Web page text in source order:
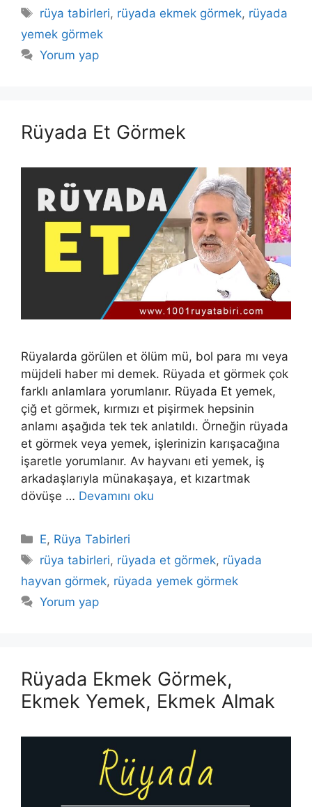
Etiketler
rüya tabirleri, rüyada ekmek görmek, rüyada
yemek görmek
Yorum yap
Rüyada Et Görmek
Rüyalarda görülen et ölüm mü, bol para mı veya
müjdeli haber mi demek. Rüyada et görmek çok
farklı anlamlara yorumlanır. Rüyada Et yemek,
çiğ et görmek, kırmızı et pişirmek hepsinin
anlamı aşağıda tek tek anlatıldı. Örneğin rüyada
et görmek veya yemek, işlerinizin karışacağına
işaretle yorumlanır. Av hayvanı eti yemek, iş
arkadaşlarıyla müna­kaşaya, et kızartmak
dövüşe … Devamını oku
Kategoriler
E, Rüya Tabirleri
Etiketler
rüya tabirleri, rüyada et görmek, rüyada
hayvan görmek, rüyada yemek görmek
Yorum yap
Rüyada Ekmek Görmek,
Ekmek Yemek, Ekmek Almak